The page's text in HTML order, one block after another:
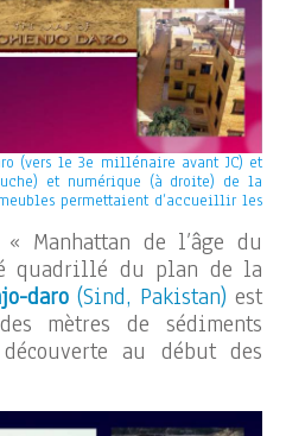
(vers le 3e millénaire avant JC) et
et numérique (à droite) de la
permettaient d’accueillir les
Manhattan de l’âge du
quadrillé du plan de la
daro (Sind, Pakistan) est
mètres de sédiments
au début des